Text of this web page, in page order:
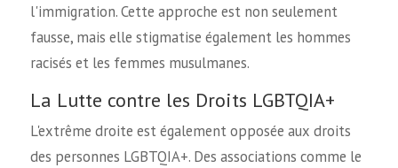
l'immigration. Cette approche est non seulement
fausse, mais elle stigmatise également les hommes
racisés et les femmes musulmanes.
La Lutte contre les Droits LGBTQIA+
L'extrême droite est également opposée aux droits
des personnes LGBTQIA+. Des associations comme le